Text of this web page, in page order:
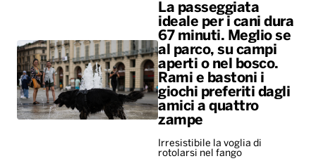
La passeggiata
ideale per i cani dura
67 minuti. Meglio se
al parco, su campi
aperti o nel bosco.
Rami e bastoni i
giochi preferiti dagli
amici a quattro
zampe
Irresistibile la voglia di
rotolarsi nel fango